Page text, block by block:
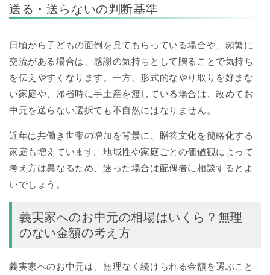
送る・送らないの判断基準
日頃から子どもの面倒を見てもらっている場合や、頻繁に
交流がある場合は、感謝の気持ちとして贈ることで気持ち
を伝えやすくなります。一方、形式的なやり取りを好まな
い家庭や、帰省時に手土産を渡している場合は、改めてお
中元を送らない選択でも不自然にはなりません。
近年は共働き世帯の増加を背景に、贈答文化を簡略化する
家庭も増えています。地域性や家庭ごとの価値観によって
考え方は異なるため、迷った場合は配偶者に相談するとよ
いでしょう。
義実家へのお中元の相場はいくら？無理
のない金額の考え方
義実家へのお中元は、無理なく続けられる金額を選ぶこと